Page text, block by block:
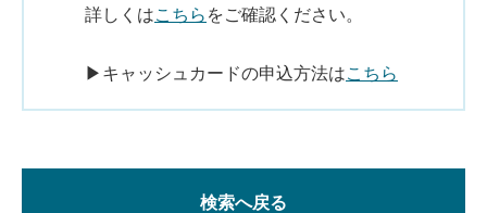
詳しくはこちらをご確認ください。
▶キャッシュカードの申込方法はこちら
検索へ戻る